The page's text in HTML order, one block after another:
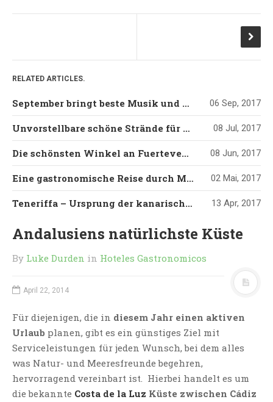
RELATED ARTICLES.
September bringt beste Musik und Kultur auf Mallorca 06 Sep, 2017
Unvorstellbare schöne Strände für Liebhaber unberührter Natur 08 Jul, 2017
Die schönsten Winkel an Fuerteventuras Stränden 08 Jun, 2017
Eine gastronomische Reise durch Mallorcas Südosten 02 Mai, 2017
Teneriffa – Ursprung der kanarischen Folklore 13 Apr, 2017
Andalusiens natürlichste Küste
By Luke Durden in Hoteles Gastronomicos
April 22, 2014
Für diejenigen, die in diesem Jahr einen aktiven
Urlaub planen, gibt es ein günstiges Ziel mit
Serviceleistungen für jeden Wunsch, bei dem alles
was Natur- und Meeresfreunde begehren,
hervorragend vereinbart ist. Hierbei handelt es um
die bekannte Costa de la Luz Küste zwischen Cádiz